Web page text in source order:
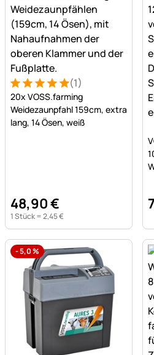
Bewertung: 5 von 5 (1
1 Bewertung (1)
20x VOSS.farming
Weidezaunpfahl 159cm, extra
lang, 14 Ösen, weiß
48,90€
1 Stück =2,45€
-5,0%